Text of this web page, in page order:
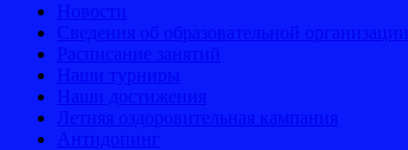
Новости
Сведения об образовательной организации
Расписание занятий
Наши турниры
Наши достижения
Летняя оздоровительная кампания
Антидопинг